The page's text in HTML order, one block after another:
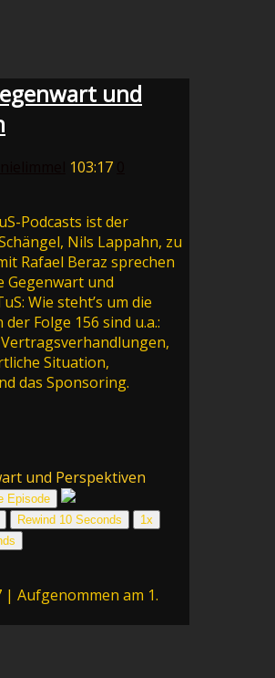
und
103:17
Podcasts ist der
Nils Lappahn, zu
Rafael Beraz sprechen
Gegenwart und
Wie steht’s um die
Folge 156 sind u.a.:
Situation,
das Sponsoring.
und Perspektiven
Episode
Rewind 10 Seconds
1x
| Aufgenommen am 1.